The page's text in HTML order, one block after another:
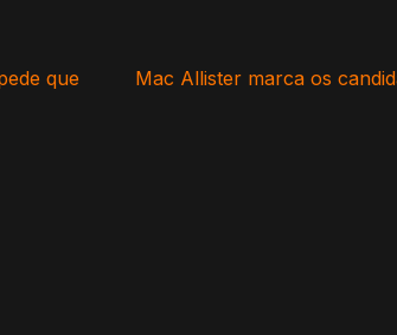
que
Mac Allister marca os